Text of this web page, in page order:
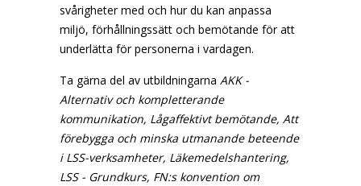
svårigheter med och hur du kan anpassa
miljö, förhållningssätt och bemötande för att
underlätta för personerna i vardagen.
Ta gärna del av utbildningarna AKK -
Alternativ och kompletterande
kommunikation, Lågaffektivt bemötande, Att
förebygga och minska utmanande beteende
i LSS-verksamheter, Läkemedelshantering,
LSS - Grundkurs, FN:s konvention om